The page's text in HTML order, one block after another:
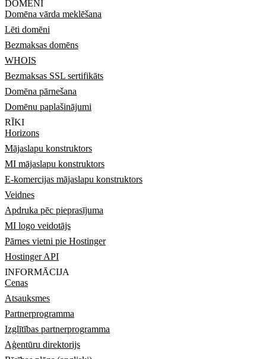
DOMĒNI
Domēna vārda meklēšana
Lēti domēni
Bezmaksas domēns
WHOIS
Bezmaksas SSL sertifikāts
Domēna pārnešana
Domēnu paplašinājumi
RĪKI
Horizons
Mājaslapu konstruktors
MI mājaslapu konstruktors
E-komercijas mājaslapu konstruktors
Veidnes
Apdruka pēc pieprasījuma
MI logo veidotājs
Pārnes vietni pie Hostinger
Hostinger API
INFORMĀCIJA
Cenas
Atsauksmes
Partnerprogramma
Izglītības partnerprogramma
Aģentūru direktorijs